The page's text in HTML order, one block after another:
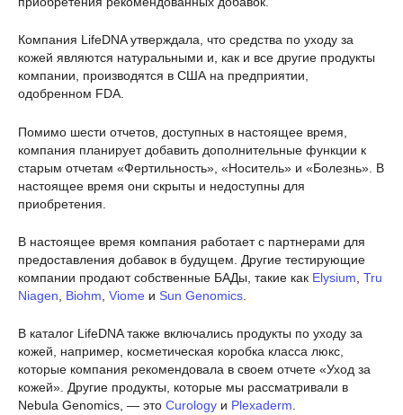
Компания LifeDNA утверждала, что средства по уходу за
кожей являются натуральными и, как и все другие продукты
компании, производятся в США на предприятии,
одобренном FDA.
Помимо шести отчетов, доступных в настоящее время,
компания планирует добавить дополнительные функции к
старым отчетам «Фертильность», «Носитель» и «Болезнь». В
настоящее время они скрыты и недоступны для
приобретения.
В настоящее время компания работает с партнерами для
предоставления добавок в будущем. Другие тестирующие
компании продают собственные БАДы, такие как Elysium Tru
Niagen
Biohm Viome и Sun Genomics
В каталог LifeDNA также включались продукты по уходу за
кожей, например, косметическая коробка класса люкс,
которые компания рекомендовала в своем отчете «Уход за
кожей». Другие продукты, которые мы рассматривали в
Nebula Genomics, — это Curology и Plexaderm.